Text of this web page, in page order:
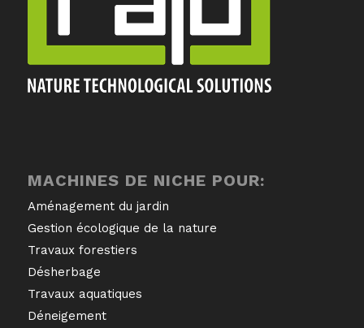
MACHINES DE NICHE POUR:
Aménagement du jardin
Gestion écologique de la nature
Travaux forestiers
Désherbage
Travaux aquatiques
Déneigement